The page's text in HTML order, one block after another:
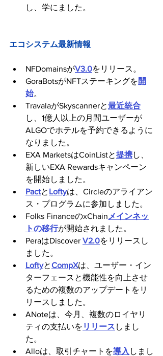
し、学にました。
エコシステム最新情報
NFDomainsがV3.0をリリース。
GoraBotsがNFTステーキングを開
始。
TravalaがSkyscannerと最近統合
し、1億人以上の月間ユーザーが
ALGOでホテルを予約できるように
なりました。
EXA MarketsはCoinListと提携し、
新しいEXA Rewardsキャンペーン
を開始しました。
Pactと Loftyは、Circleのアライアン
ス・プログラムに参加しました。
Folks FinanceのxChain メインネッ
トの移行が開始されました。
PeraはDiscover V2.0をリリースし
ました。
LoftyとCompXは、ユーザー・イン
ターフェースと機能性を向上させ
るための複数のアップデートをリ
リースしました。
ANoteは、今月、複数のロイヤリ
ティの支払いを リリース しまし
た。
Alloは、取引チャートを導入 しまし